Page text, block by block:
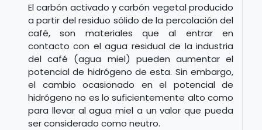
El carbón activado y carbón vegetal producido
a partir del residuo sólido de la percolación del
café, son materiales que al entrar en
contacto con el agua residual de la industria
del café (agua miel) pueden aumentar el
potencial de hidrógeno de esta. Sin embargo,
el cambio ocasionado en el potencial de
hidrógeno no es lo suficientemente alto como
para llevar al agua miel a un valor que pueda
ser considerado como neutro.